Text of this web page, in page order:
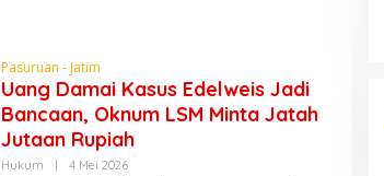
Pasuruan - Jatim
Uang Damai Kasus Edelweis Jadi
Bancaan, Oknum LSM Minta Jatah
Jutaan Rupiah
Hukum | 4 Mei 2026O
Rumah KPPS, Netralitas
Penyelenggara Disorot
Di Pemerintah, Politik | 18 November 2024